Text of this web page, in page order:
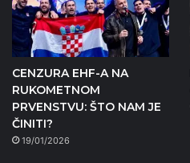
CENZURA EHF-A NA
RUKOMETNOM
PRVENSTVU: ŠTO NAM JE
ČINITI?
19/01/2026